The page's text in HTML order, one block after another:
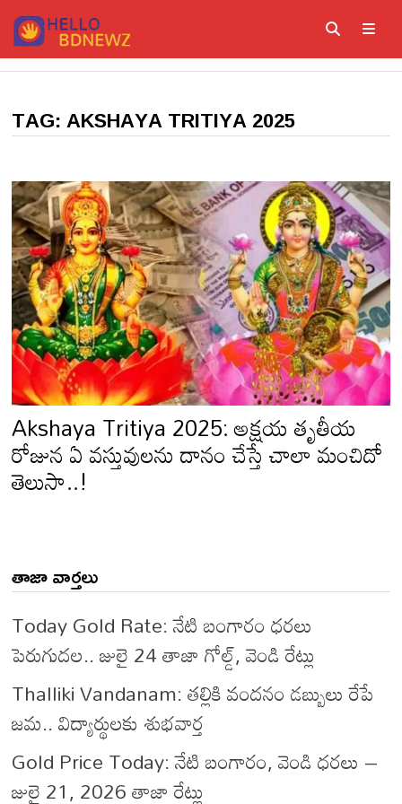
Skip
to
content
TAG:AKSHAYA TRITIYA 2025
Akshaya Tritiya 2025: అక్షయ తృతీయ
రోజున ఏ వస్తువులను దానం చేస్తే చాలా మంచిదో
తెలుసా..!
తాజా వార్తలు
Today Gold Rate: నేటి బంగారం ధరలు
పెరుగుదల.. జులై 24 తాజా గోల్డ్, వెండి రేట్లు
Thalliki Vandanam: తల్లికి వందనం డబ్బులు రేపే
జమ.. విద్యార్థులకు శుభవార్త
Gold Price Today: నేటి బంగారం, వెండి ధరలు –
జులై 21, 2026 తాజా రేట్లు